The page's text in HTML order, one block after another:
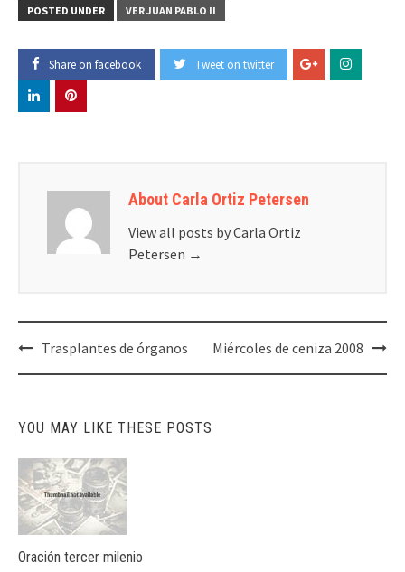
POSTED UNDER VER JUAN PABLO II
Share on facebook Tweet on twitter
About Carla Ortiz Petersen
View all posts by Carla Ortiz
Petersen →
Post
navigation
Trasplantes de órganos Miércoles de ceniza 2008
YOU MAY LIKE THESE POSTS
Oración tercer milenio